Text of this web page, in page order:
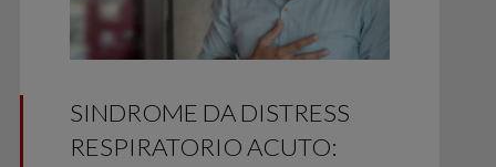
SINDROME DA DISTRESS
RESPIRATORIO ACUTO: